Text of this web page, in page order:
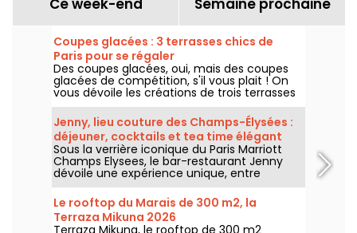
Coupes glacées : 3 terrasses chics de
Paris pour se régaler
Des coupes glacées, oui, mais des coupes
glacées de compétition, s'il vous plait ! On
vous dévoile les créations de trois terrasses
chics de Paris pour cet été 2026, du rooftop
du Cheval Blanc dans le 1er au patio fleuri du
George V dans le 8e, jusqu'au jardin secret
du Shangri-La dans le 16e.
Jenny, lieu couture des Champs-Élysées :
déjeuner, cocktails et tea time élégant
Sous la verrière iconique du Paris Marriott
Champs Elysees, le bar-restaurant Jenny
dévoile une expérience unique, entre
héritage couture et gastronomie
contemporaine. Déjeuner raffiné, tea time
élégant, cocktails signature et dîners
inspirés : une adresse parisienne où chaque
Le rooftop du Marais de 300 m2, la
Terraza Mikuna 2026
Terraza Mikuna, le rooftop de 300 m2